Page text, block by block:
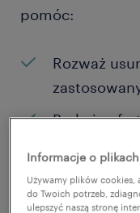
pomóc:
Rozważ
Brakuje
poszukiwań?
Zmień
Informacje o
Używamy plików cookies,
do Twoich potrzeb,
ulepszyć naszą stronę